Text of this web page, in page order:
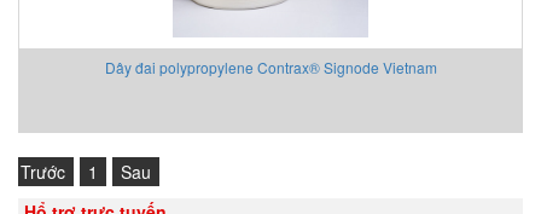
Dây đai polypropylene Contrax® Signode Vietnam
Trước 1
Sau